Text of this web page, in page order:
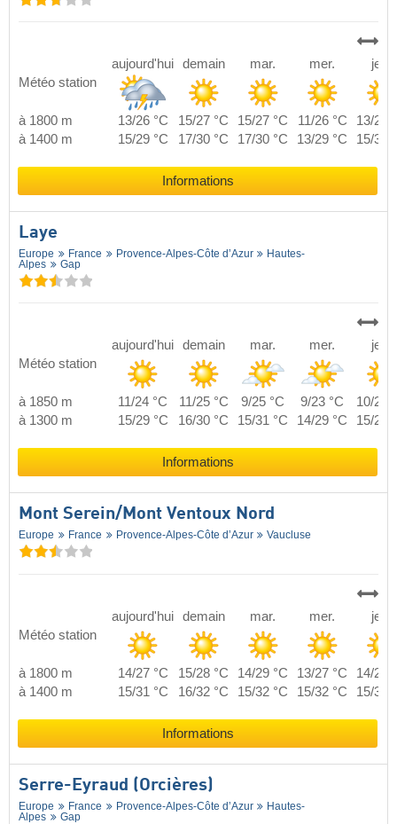
Météo station
aujourd'hui demain mar. mer. jeu.
à 1800 m 13/26 °C 15/27 °C 15/27 °C 11/26 °C
13/27
à 1400 m
15/29 °C 17/30 °C 17/30 °C 13/29 °C 15/30
Informations
Laye
Europe France Provence-Alpes-Côte d’Azur
Hautes-
Alpes
Gap
Météo station
aujourd'hui demain mar. mer. jeu.
à 1850 m 11/24 °C 11/25 °C 9/25 °C 9/23 °C
10/24
à 1300 m
15/29 °C 16/30 °C 15/31 °C 14/29 °C 15/29
Informations
Mont Serein/​Mont Ventoux Nord
Europe France Provence-Alpes-Côte d’Azur Vaucluse
Météo station
aujourd'hui demain mar. mer. jeu.
à 1800 m 14/27 °C 15/28 °C 14/29 °C 13/27 °C
14/27
à 1400 m
15/31 °C 16/32 °C 15/32 °C 15/32 °C 15/32
Informations
Serre-Eyraud (Orcières)
Europe France Provence-Alpes-Côte d’Azur
Hautes-
Alpes
Gap